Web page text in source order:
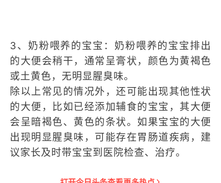
3、奶粉喂养的宝宝：奶粉喂养的宝宝排出
的大便会稍干，通常呈膏状，颜色为黄褐色
或土黄色，无明显腥臭味。
除以上常见的情况外，还可能出现其他性状
的大便，比如已经添加辅食的宝宝，其大便
会呈暗褐色、黄色的条状。如果宝宝的大便
出现明显腥臭味，可能存在胃肠道疾病，建
议家长及时带宝宝到医院检查、治疗。